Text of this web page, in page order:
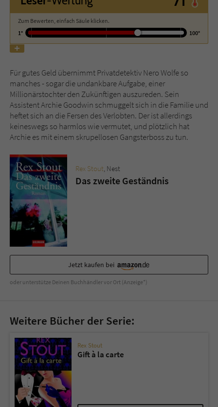
Zum Bewerten, einfach Säule klicken.
1°
100°
Für gutes Geld übernimmt Privatdetektiv Nero Wolfe so
manches - sogar die undankbare Aufgabe, einer
Millionärstochter den Zukünftigen auszureden. Sein
Assistent Archie Goodwin schmuggelt sich in die Familie und
heftet sich an die Fersen des Verlobten. Der ist allerdings
keineswegs so harmlos wie vermutet, und plötzlich hat
Archie es mit einem skrupellosen Gangsterboss zu tun.
Rex Stout, Nest
Das zweite Geständnis
Jetzt kaufen bei
oder unterstütze Deinen Buchhändler vor Ort (Anzeige*)
Weitere Bücher der Serie:
Rex Stout
Gift à la carte
Name tx_pwcomments_ahash
Anbieter Literatur-Couch Medien GmbH & Co. KG
Zweck Cookie für Kommentare einzelner Buchtitel
fe_typo_user
Laufzeit Session
Zweck